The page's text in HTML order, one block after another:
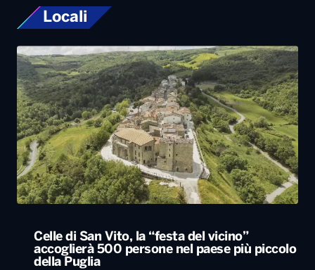
Locali
Celle di San Vito, la “festa del vicino”
accoglierà 500 persone nel paese più piccolo
della Puglia